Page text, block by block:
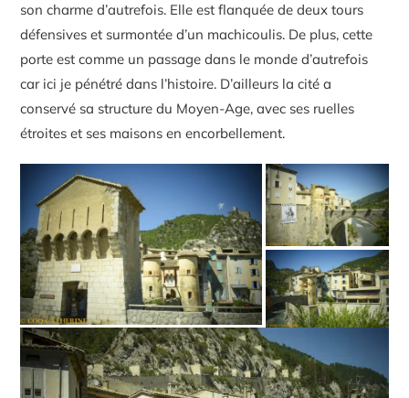
son charme d’autrefois. Elle est flanquée de deux tours
défensives et surmontée d’un machicoulis. De plus, cette
porte est comme un passage dans le monde d’autrefois
car ici je pénétré dans l’histoire. D’ailleurs la cité a
conservé sa structure du Moyen-Age, avec ses ruelles
étroites et ses maisons en encorbellement.